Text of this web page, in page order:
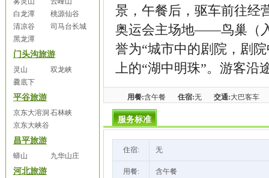
白龙潭
桃源仙谷
清凉谷
司马台长城
黑龙潭
门头沟旅游
灵山
双龙峡
爨底下
平谷旅游
京东大溶洞 石林峡
京东大峡谷
昌平旅游
蟒山 九华山庄
河北旅游
景，午餐后，驱车前往经
奥运会主场地——鸟巢（
誉为“城市中的剧院，剧
上的“湖中明珠”。游客沿
用餐:含午餐 住宿:无 交通:大巴客车
服务标准
住宿: 无
用餐: 含午餐